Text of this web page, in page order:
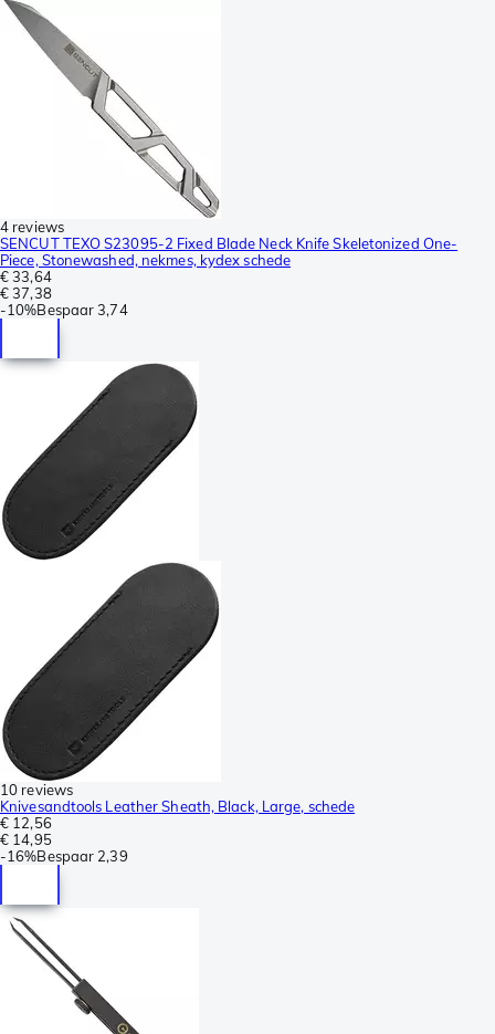
4 reviews
SENCUT TEXO S23095-2 Fixed Blade Neck Knife Skeletonized One-
Piece, Stonewashed, nekmes, kydex schede
€ 33,64
€ 37,38
-10%Bespaar 3,74
10 reviews
Knivesandtools Leather Sheath, Black, Large, schede
€ 12,56
€ 14,95
-16%Bespaar 2,39